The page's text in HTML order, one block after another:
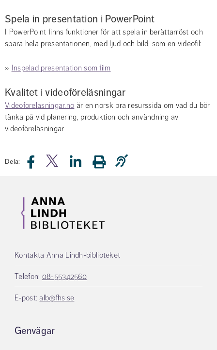
Spela in presentation i PowerPoint
I PowerPoint finns funktioner för att spela in berättarröst och
spara hela presentationen, med ljud och bild, som en videofil:
» Inspelad presentation som film
Kvalitet i videoföreläsningar
Videoforelasningar.no är en norsk bra resurssida om vad du bör
tänka på vid planering, produktion och användning av
videoföreläsningar.
Dela:
Kontakta Anna Lindh-biblioteket
Telefon: 08-55342560
E-post: alb@fhs.se
Genvägar